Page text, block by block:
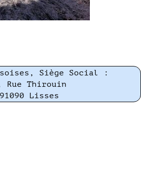
Siège Social :
Rue Thirouin
91090 Lisses